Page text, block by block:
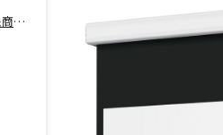
大型スピーカー設置サービス対象商品！